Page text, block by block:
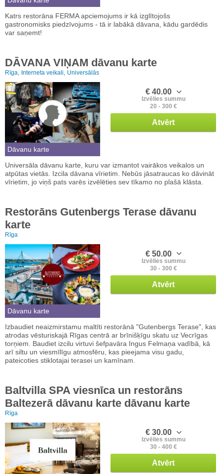
Katrs restorāna FERMA apciemojums ir kā izglītojošs
gastronomisks piedzīvojums - tā ir labākā dāvana, kādu gardēdis
var saņemt!
DĀVANA VIŅAM dāvanu karte
Rīga, Interneta veikali, Universālās
Dāvanu karte
€ 40.00
Izvēlies summu
20 - 300 €
Atvērt
Universāla dāvanu karte, kuru var izmantot vairākos veikalos un
atpūtas vietās. Izcila dāvana vīrietim. Nebūs jāsatraucas ko dāvināt
vīrietim, jo viņš pats varēs izvēlēties sev tīkamo no plašā klāsta.
Restorāns Gutenbergs Terase dāvanu
karte
Rīga
Dāvanu karte
€ 50.00
Izvēlies summu
30 - 300 €
Atvērt
Izbaudiet neaizmirstamu maltīti restorānā "Gutenbergs Terase", kas
atrodas vēsturiskajā Rīgas centrā ar brīnišķīgu skatu uz Vecrīgas
torņiem. Baudiet izcilu virtuvi šefpavāra Ingus Felmaņa vadībā, kā
arī siltu un viesmīlīgu atmosfēru, kas pieejama visu gadu,
pateicoties stiklotajai terasei un kamīnam.
Baltvilla SPA viesnīca un restorāns
Baltezerā dāvanu karte dāvanu karte
Rīga
€ 30.00
Izvēlies summu
30 - 400 €
Atvērt